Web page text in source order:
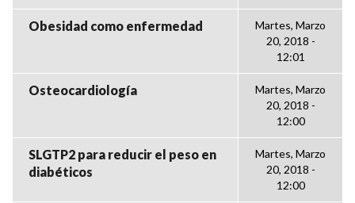
Obesidad como enfermedad
Martes, Marzo
20, 2018 -
12:01
Osteocardiología
Martes, Marzo
20, 2018 -
12:00
SLGTP2 para reducir el peso en
diabéticos
Martes, Marzo
20, 2018 -
12:00